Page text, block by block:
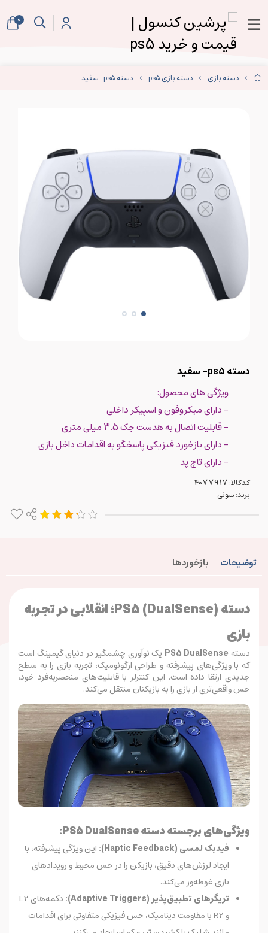
دسته بازی دسته بازی ps5 دسته ps5- سفید
دسته ps5- سفید
ویژگی های محصول:
- دارای میکروفون و اسپیکر داخلی
- قابلیت اتصال به هدست جک 3.5 میلی متری
- دارای بازخورد فیزیکی پاسخگو به اقدامات داخل بازی
- دارای تاچ پد
کدکالا:
برند:سونی
توضیحات بازخوردها
دسته PS5 (DualSense)؛ انقلابی در تجربه
بازی
دسته PS5 DualSense یک نوآوری چشمگیر در دنیای گیمینگ است
که با ویژگی‌های پیشرفته و طراحی ارگونومیک، تجربه بازی را به سطح
جدیدی ارتقا داده است. این کنترلر با قابلیت‌های منحصر‌به‌فرد خود،
حس واقعی‌تری از بازی را به بازیکنان منتقل می‌کند.
ویژگی‌های برجسته دسته PS5 DualSense:
فیدبک لمسی (Haptic Feedback):
این ویژگی پیشرفته، با
ایجاد لرزش‌های دقیق، بازیکن را در حس محیط و رویدادهای
بازی غوطه‌ور می‌کند.
تریگرهای تطبیق‌پذیر (Adaptive Triggers):
دکمه‌های L2
و R2 با مقاومت دینامیک، حس فیزیکی متفاوتی برای اقدامات
0